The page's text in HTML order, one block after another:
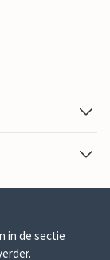
in de sectie